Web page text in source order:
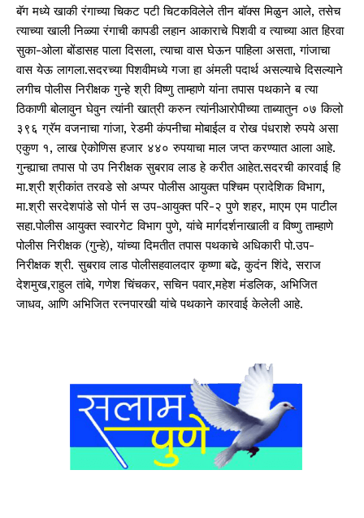
बॅग मध्ये खाकी रंगाच्या चिकट पटी चिटकविलेले तीन बॉक्स मिळुन आले, तसेच
त्याच्या खाली निळ्या रंगाची कापडी लहान आकाराचे पिशवी व त्याच्या आत हिरवा
सुका-ओला बोंडासह पाला दिसला, त्याचा वास घेऊन पाहिला असता, गांजाचा
वास येऊ लागला.सदरच्या पिशवीमध्ये गजा हा अंमली पदार्थ असल्याचे दिसल्याने
लगीच पोलीस निरीक्षक गुन्हे श्री विष्णु ताम्हाणे यांना तपास पथकाने ब त्या
ठिकाणी बोलावुन घेवुन त्यांनी खात्री करुन त्यांनीआरोपीच्या ताब्यातुन ०७ किलो
३९६ ग्रॅम वजनाचा गांजा, रेडमी कंपनीचा मोबाईल व रोख पंधराशे रुपये असा
एकुण १, लाख ऐकोणिस हजार ४४० रुपयाचा माल जप्त करण्यात आला आहे.
गुन्ह्याचा तपास पो उप निरीक्षक सुबराव लाड हे करीत आहेत.सदरची कारवाई हि
मा.श्री श्रीकांत तरवडे सो अप्पर पोलीस आयुक्त पश्चिम प्रादेशिक विभाग,
मा.श्री सरदेशपांडे सो पोर्न स उप-आयुक्त परि-२ पुणे शहर, माएम एम पाटील
सहा.पोलीस आयुक्त स्वारगेट विभाग पुणे, यांचे मार्गदर्शनाखाली व विष्णु ताम्हाणे
पोलीस निरीक्षक (गुन्हे), यांच्या दिमतीत तपास पथकाचे अधिकारी पो.उप-
निरीक्षक श्री. सुबराव लाड पोलीसहवालदार कृष्णा बढे, कुदंन शिंदे, सराज
देशमुख,राहुल तांबे, गणेश चिंचकर, सचिन पवार,महेश मंडलिक, अभिजित
जाधव, आणि अभिजित रत्नपारखी यांचे पथकाने कारवाई केलेली आहे.